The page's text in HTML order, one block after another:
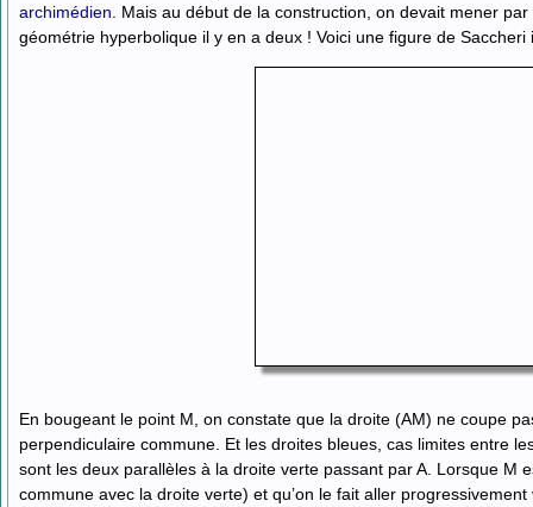
archimédien . Mais au début de la construction, on devait mener
géométrie hyperbolique il y en a deux ! Voici une figure de Saccheri
En bougeant le point M, on constate que la droite (AM) ne coupe
perpendiculaire commune. Et les droites bleues, cas limites entre
sont les deux parallèles à la droite verte passant par A. Lorsque M
commune avec la droite verte) et qu’on le fait aller